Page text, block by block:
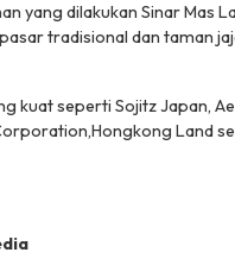
yang dilakukan Sinar Mas
tradisional dan taman
kuat seperti Sojitz Japan,
Land